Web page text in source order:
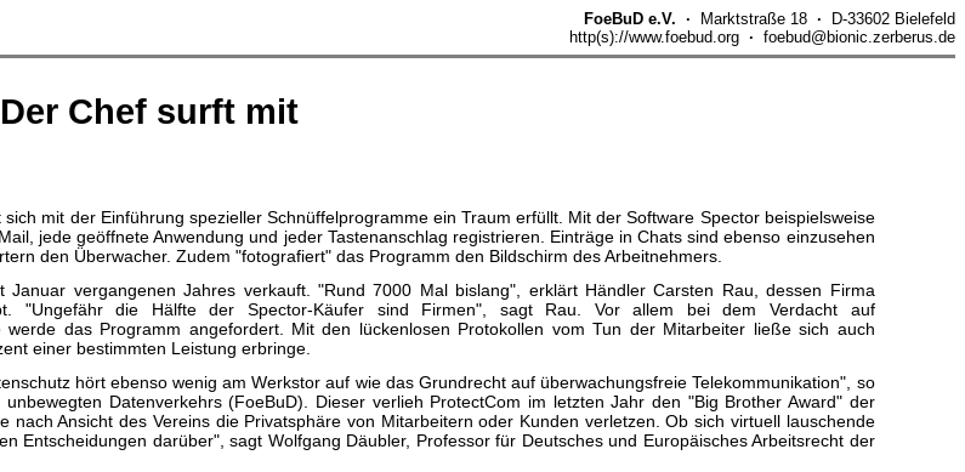
FoeBuD e.V. · Marktstraße 18 ·
D-33602 Bielefeld
http(s)://www.foebud.org · foebud@bionic.zerberus.de
Der Chef surft mit
mit der Einführung spezieller Schnüffelprogramme ein Traum erfüllt. Mit der Software Spector beispielsweise
jede geöffnete Anwendung und jeder Tastenanschlag registrieren. Einträge in Chats sind ebenso einzusehen
den Überwacher. Zudem "fotografiert" das Programm den Bildschirm des Arbeitnehmers.
vergangenen Jahres verkauft. "Rund 7000 Mal bislang", erklärt Händler Carsten Rau, dessen Firma
"Ungefähr die Hälfte der Spector-Käufer sind Firmen", sagt Rau. Vor allem bei dem Verdacht auf
das Programm angefordert. Mit den lückenlosen Protokollen vom Tun der Mitarbeiter ließe sich auch
einer bestimmten Leistung erbringe.
hört ebenso wenig am Werkstor auf wie das Grundrecht auf überwachungsfreie Telekommunikation", so
Datenverkehrs (FoeBuD). Dieser verlieh ProtectCom im letzten Jahr den "Big Brother Award" der
Ansicht des Vereins die Privatsphäre von Mitarbeitern oder Kunden verletzen. Ob sich virtuell lauschende
Entscheidungen darüber", sagt Wolfgang Däubler, Professor für Deutsches und Europäisches Arbeitsrecht der